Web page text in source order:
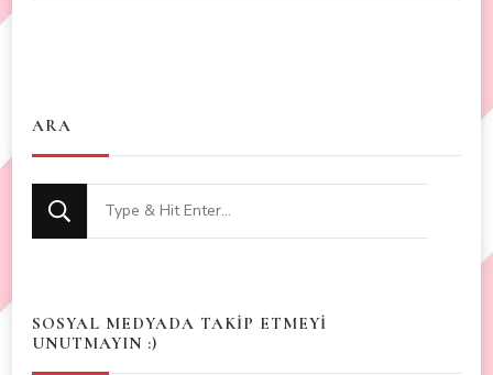
ARA
Looking
for
SOSYAL MEDYADA TAKİP ETMEYİ
UNUTMAYIN :)